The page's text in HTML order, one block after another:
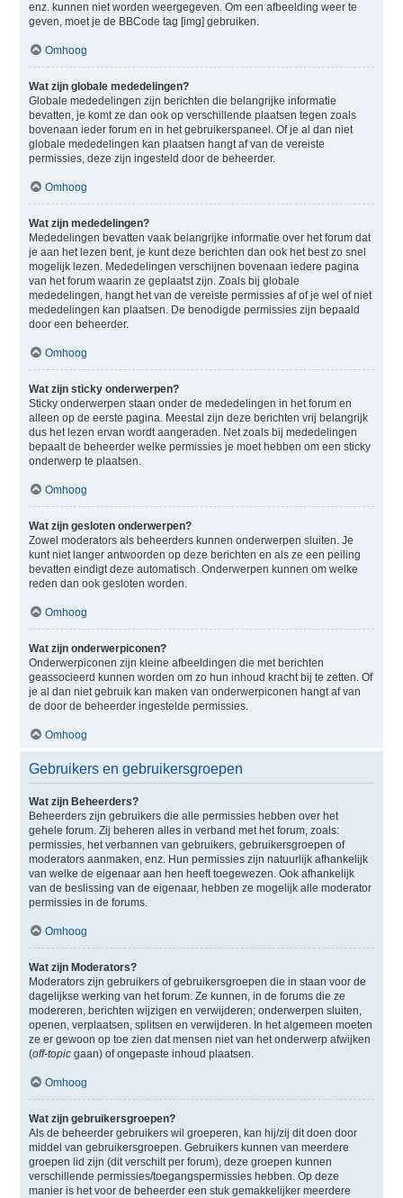
enz. kunnen niet worden weergegeven. Om een afbeelding weer te
geven, moet je de BBCode tag [img] gebruiken.
Omhoog
Wat zijn globale mededelingen?
Globale mededelingen zijn berichten die belangrijke informatie
bevatten, je komt ze dan ook op verschillende plaatsen tegen zoals
bovenaan ieder forum en in het gebruikerspaneel. Of je al dan niet
globale mededelingen kan plaatsen hangt af van de vereiste
permissies, deze zijn ingesteld door de beheerder.
Omhoog
Wat zijn mededelingen?
Mededelingen bevatten vaak belangrijke informatie over het forum dat
je aan het lezen bent, je kunt deze berichten dan ook het best zo snel
mogelijk lezen. Mededelingen verschijnen bovenaan iedere pagina
van het forum waarin ze geplaatst zijn. Zoals bij globale
mededelingen, hangt het van de vereiste permissies af of je wel of niet
mededelingen kan plaatsen. De benodigde permissies zijn bepaald
door een beheerder.
Omhoog
Wat zijn sticky onderwerpen?
Sticky onderwerpen staan onder de mededelingen in het forum en
alleen op de eerste pagina. Meestal zijn deze berichten vrij belangrijk
dus het lezen ervan wordt aangeraden. Net zoals bij mededelingen
bepaalt de beheerder welke permissies je moet hebben om een sticky
onderwerp te plaatsen.
Omhoog
Wat zijn gesloten onderwerpen?
Zowel moderators als beheerders kunnen onderwerpen sluiten. Je
kunt niet langer antwoorden op deze berichten en als ze een peiling
bevatten eindigt deze automatisch. Onderwerpen kunnen om welke
reden dan ook gesloten worden.
Omhoog
Wat zijn onderwerpiconen?
Onderwerpiconen zijn kleine afbeeldingen die met berichten
geassocieerd kunnen worden om zo hun inhoud kracht bij te zetten. Of
je al dan niet gebruik kan maken van onderwerpiconen hangt af van
de door de beheerder ingestelde permissies.
Omhoog
Gebruikers en gebruikersgroepen
Wat zijn Beheerders?
Beheerders zijn gebruikers die alle permissies hebben over het
gehele forum. Zij beheren alles in verband met het forum, zoals:
permissies, het verbannen van gebruikers, gebruikersgroepen of
moderators aanmaken, enz. Hun permissies zijn natuurlijk afhankelijk
van welke de eigenaar aan hen heeft toegewezen. Ook afhankelijk
van de beslissing van de eigenaar, hebben ze mogelijk alle moderator
permissies in de forums.
Omhoog
Wat zijn Moderators?
Moderators zijn gebruikers of gebruikersgroepen die in staan voor de
dagelijkse werking van het forum. Ze kunnen, in de forums die ze
modereren, berichten wijzigen en verwijderen; onderwerpen sluiten,
openen, verplaatsen, splitsen en verwijderen. In het algemeen moeten
ze er gewoon op toe zien dat mensen niet van het onderwerp afwijken
(off-topicgaan) of ongepaste inhoud plaatsen.
Omhoog
Wat zijn gebruikersgroepen?
Als de beheerder gebruikers wil groeperen, kan hij/zij dit doen door
middel van gebruikersgroepen. Gebruikers kunnen van meerdere
groepen lid zijn (dit verschilt per forum), deze groepen kunnen
verschillende permissies/toegangspermissies hebben. Op deze
manier is het voor de beheerder een stuk gemakkelijker meerdere